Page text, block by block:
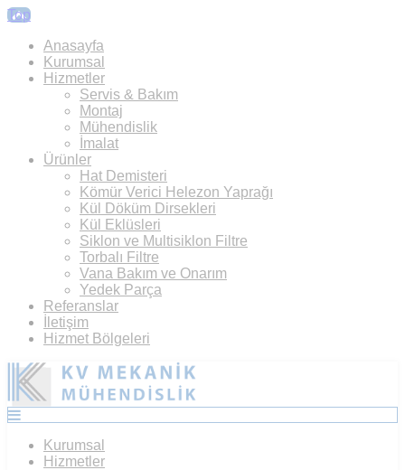
Top
Anasayfa
Kurumsal
Hizmetler
Servis & Bakım
Montaj
Mühendislik
İmalat
Ürünler
Hat Demisteri
Kömür Verici Helezon Yaprağı
Kül Döküm Dirsekleri
Kül Eklüsleri
Siklon ve Multisiklon Filtre
Torbalı Filtre
Vana Bakım ve Onarım
Yedek Parça
Referanslar
İletişim
Hizmet Bölgeleri
Kurumsal
Hizmetler